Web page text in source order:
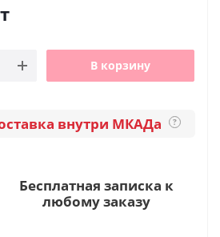
В корзину
внутри МКАДа ?
Бесплатная записка к
любому заказу